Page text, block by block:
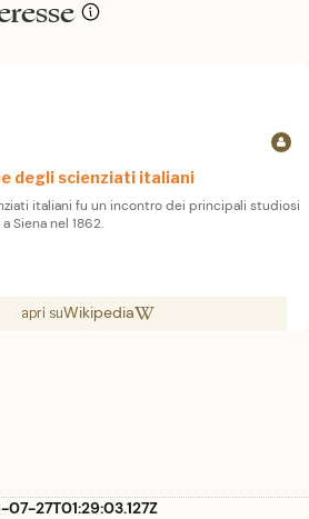
degli scienziati italiani
italiani fu un incontro dei principali studiosi
Siena nel 1862.
apri suWikipedia
27T01:29:03.127Z